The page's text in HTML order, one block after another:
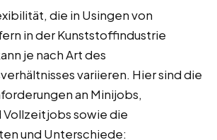
die in Usingen von
in der Kunststoffindustrie
je nach Art des
variieren. Hier sind die
an Minijobs,
Vollzeitjobs sowie die
und Unterschiede: